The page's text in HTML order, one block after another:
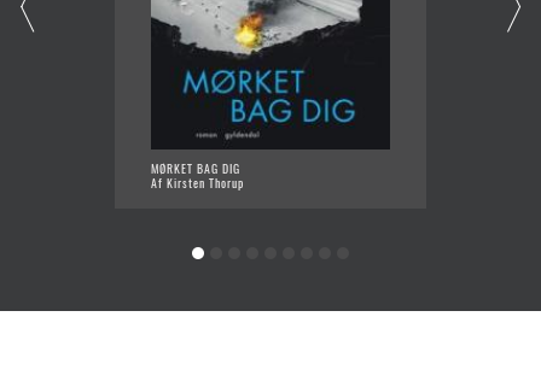
MØRKET BAG DIG
Af Kirsten Thorup